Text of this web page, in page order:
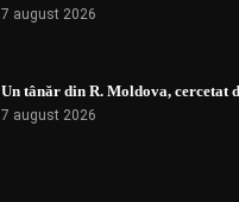
7 august 2026
Un tânăr din R. Moldova, cercetat
7 august 2026